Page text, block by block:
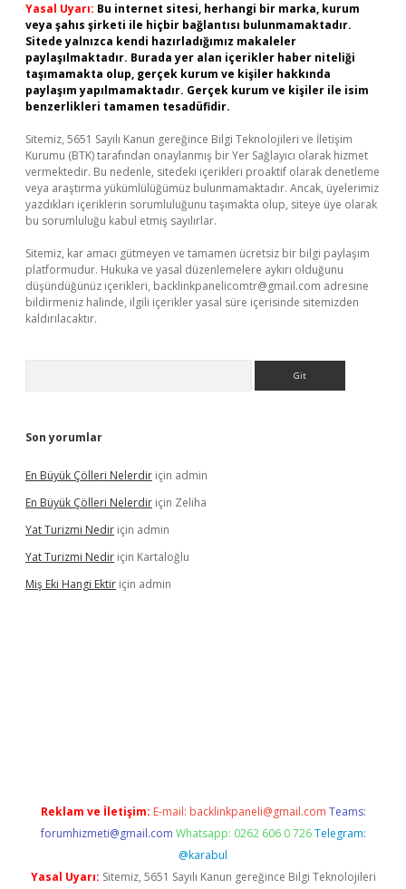
Yasal Uyarı: Bu internet sitesi, herhangi bir marka, kurum
veya şahıs şirketi ile hiçbir bağlantısı bulunmamaktadır.
Sitede yalnızca kendi hazırladığımız makaleler
paylaşılmaktadır. Burada yer alan içerikler haber niteliği
taşımamakta olup, gerçek kurum ve kişiler hakkında
paylaşım yapılmamaktadır. Gerçek kurum ve kişiler ile isim
benzerlikleri tamamen tesadüfidir.
Sitemiz, 5651 Sayılı Kanun gereğince Bilgi Teknolojileri ve İletişim
Kurumu (BTK) tarafından onaylanmış bir Yer Sağlayıcı olarak hizmet
vermektedir. Bu nedenle, sitedeki içerikleri proaktif olarak denetleme
veya araştırma yükümlülüğümüz bulunmamaktadır. Ancak, üyelerimiz
yazdıkları içeriklerin sorumluluğunu taşımakta olup, siteye üye olarak
bu sorumluluğu kabul etmiş sayılırlar.
Sitemiz, kar amacı gütmeyen ve tamamen ücretsiz bir bilgi paylaşım
platformudur. Hukuka ve yasal düzenlemelere aykırı olduğunu
düşündüğünüz içerikleri, backlinkpanelicomtr@gmail.com adresine
bildirmeniz halinde, ilgili içerikler yasal süre içerisinde sitemizden
kaldırılacaktır.
Son yorumlar
En Büyük Çölleri Nelerdir için admin
En Büyük Çölleri Nelerdir için Zeliha
Yat Turizmi Nedir için admin
Yat Turizmi Nedir için Kartaloğlu
Miş Eki Hangi Ektir için admin
Reklam ve İletişim: E-mail: backlinkpaneli@gmail.com Teams:
forumhizmeti@gmail.com Whatsapp: 0262 606 0 726 Telegram:
@karabul
Yasal Uyarı: Sitemiz, 5651 Sayılı Kanun gereğince Bilgi Teknolojileri